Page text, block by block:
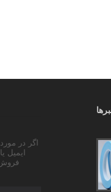
اگر در
ایمیل
نوار چسب بسته بندی و آب